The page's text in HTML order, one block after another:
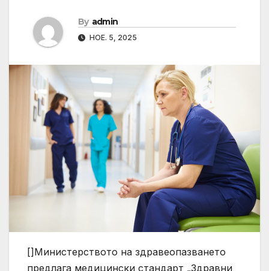
By admin
НОЕ. 5, 2025
[]Министерството на здравеопазването
предлага медицински стандарт „Здравни